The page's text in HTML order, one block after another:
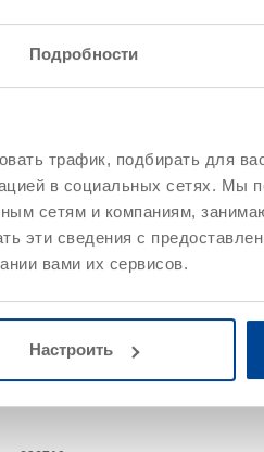
Подробности
трафик, подбирать для
в социальных сетях. Мы
сетям и компаниям,
эти сведения с
вами их сервисов.
Настроить